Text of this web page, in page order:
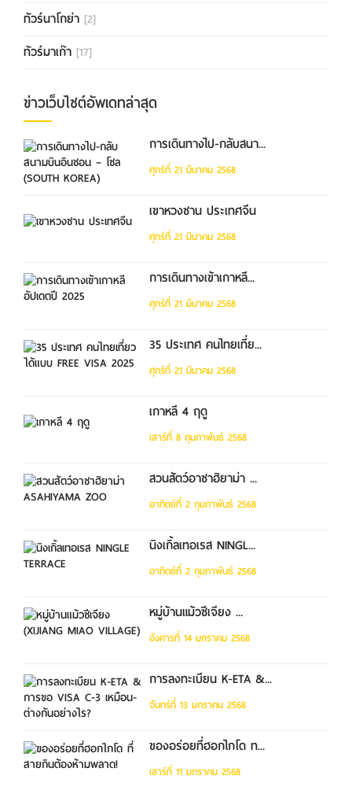
ทัวร์นาโกย่า [2]
ทัวร์มาเก๊า [17]
ข่าวเว็บไซต์อัพเดทล่าสุด
การเดินทางไป-กลับสนา...
ศุกร์ที่ 21 มีนาคม 2568
เขาหวงซาน ประเทศจีน
ศุกร์ที่ 21 มีนาคม 2568
การเดินทางเข้าเกาหลี...
ศุกร์ที่ 21 มีนาคม 2568
35 ประเทศ คนไทยเที่ย...
ศุกร์ที่ 21 มีนาคม 2568
เกาหลี 4 ฤดู
เสาร์ที่ 8 กุมภาพันธ์ 2568
สวนสัตว์อาซาฮิยาม่า ...
อาทิตย์ที่ 2 กุมภาพันธ์ 2568
นิงเกิ้ลเทอเรส NINGL...
อาทิตย์ที่ 2 กุมภาพันธ์ 2568
หมู่บ้านแม้วซีเจียง ...
อังคารที่ 14 มกราคม 2568
การลงทะเบียน K-ETA &...
จันทร์ที่ 13 มกราคม 2568
ของอร่อยที่ฮอกไกโด ท...
เสาร์ที่ 11 มกราคม 2568